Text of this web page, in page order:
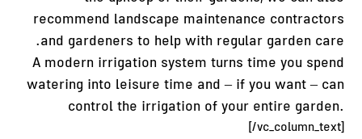
recommend landscape maintenance contractors
and gardeners to help with regular garden care.
A modern irrigation system turns time you spend
watering into leisure time and – if you want – can
control the irrigation of your entire garden.
[/vc_column_text]